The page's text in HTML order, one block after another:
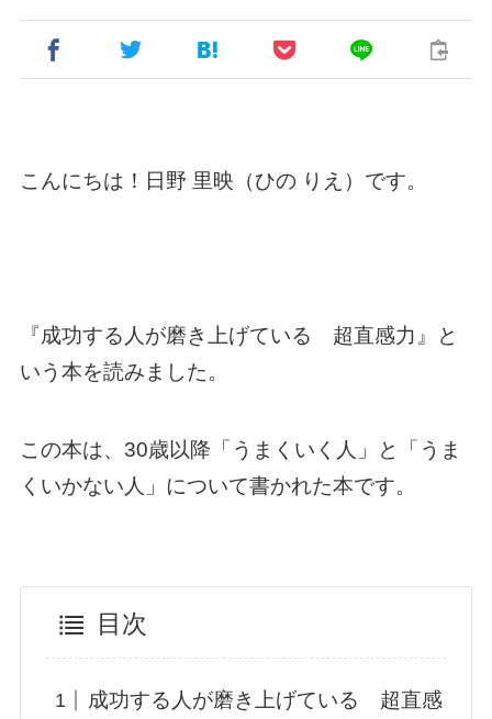
こんにちは！日野 里映（ひの りえ）です。
『成功する人が磨き上げている 超直感力』と
いう本を読みました。
この本は、30歳以降「うまくいく人」と「うま
くいかない人」について書かれた本です。
目次
成功する人が磨き上げている 超直感